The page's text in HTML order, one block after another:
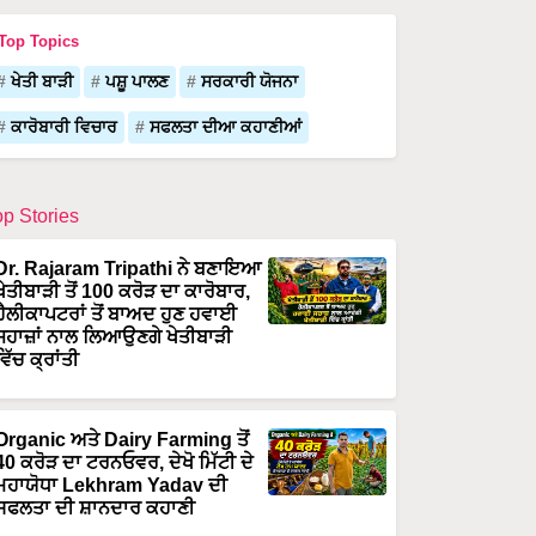
Topics
ਖੇਤੀ ਬਾੜੀ ਪਸ਼ੂ ਪਾਲਣ ਸਰਕਾਰੀ ਯੋਜਨਾ
ਕਾਰੋਬਾਰੀ ਵਿਚਾਰ ਸਫਲਤਾ ਦੀਆ ਕਹਾਣੀਆਂ
Stories
Rajaram Tripathi ਨੇ ਬਣਾਇਆ
ਤੋਂ 100 ਕਰੋੜ ਦਾ ਕਾਰੋਬਾਰ,
ਤੋਂ ਬਾਅਦ ਹੁਣ ਹਵਾਈ
ਨਾਲ ਲਿਆਉਣਗੇ ਖੇਤੀਬਾੜੀ
ਕ੍ਰਾਂਤੀ
ਅਤੇ Dairy Farming ਤੋਂ
ਕਰੋੜ ਦਾ ਟਰਨਓਵਰ, ਦੇਖੋ ਮਿੱਟੀ ਦੇ
Lekhram Yadav ਦੀ
ਦੀ ਸ਼ਾਨਦਾਰ ਕਹਾਣੀ